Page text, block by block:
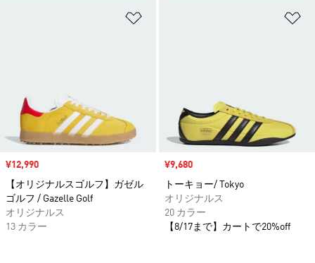
セール価格
¥12,990
【オリジナルスゴルフ】ガゼル
ゴルフ / Gazelle Golf
オリジナルス
13 カラー
セール価格
¥9,680
トーキョー/ Tokyo
オリジナルス
20 カラー
【8/17まで】カートで20%off